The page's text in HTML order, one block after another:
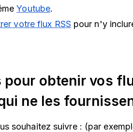
Youtube.
votre flux RSS pour n'y
obtenir vos
ne les
souhaitez suivre : (par